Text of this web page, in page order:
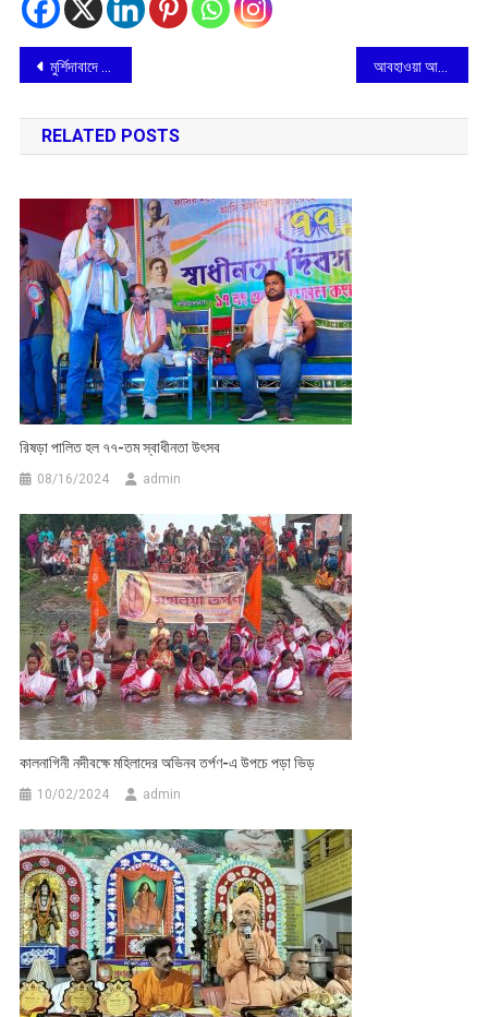
Post
navigation
মুর্শিদাবাদে তৃণমূল ছেড়ে কংগ্রেসে যোগ
RELATED POSTS
রিষড়া পালিত হল ৭৭-তম স্বাধীনতা উৎসব
08/16/2024 admin
কালনাগিনী নদীবক্ষে মহিলাদের অভিনব তর্পণ-এ উপচে পড়া ভিড়
10/02/2024 admin